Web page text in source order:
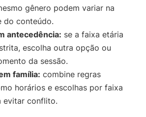
gênero podem variar na
do conteúdo.
antecedência: se a faixa etária
escolha outra opção ou
da sessão.
família: combine regras
horários e escolhas por faixa
evitar conflito.